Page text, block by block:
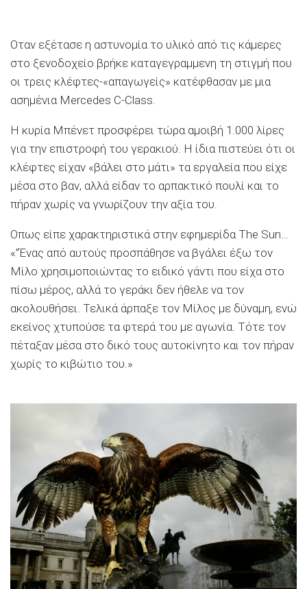
Οταν εξέτασε η αστυνομία το υλικό από τις κάμερες
στο ξενοδοχείο βρήκε καταγεγραμμενη τη στιγμή που
οι τρεις κλέφτες-«απαγωγείς» κατέφθασαν με μια
ασημένια Mercedes C-Class.
Η κυρία Μπένετ προσφέρει τώρα αμοιβή 1.000 λίρες
για την επιστροφή του γερακιού. Η ίδια πιστεύει ότι οι
κλέφτες είχαν «βάλει στο μάτι» τα εργαλεία που είχε
μέσα στο βαν, αλλά είδαν το αρπακτικό πουλί και το
πήραν χωρίς να γνωρίζουν την αξία του.
Οπως είπε χαρακτηριστικά στην εφημερίδα The Sun…
«”Ένας από αυτούς προσπάθησε να βγάλει έξω τον
Μίλο χρησιμοποιώντας το ειδικό γάντι που είχα στο
πίσω μέρος, αλλά το γεράκι δεν ήθελε να τον
ακολουθήσει. Τελικά άρπαξε τον Μίλος με δύναμη, ενώ
εκείνος χτυπούσε τα φτερά του με αγωνία. Τότε τον
πέταξαν μέσα στο δικό τους αυτοκίνητο και τον πήραν
χωρίς το κιβώτιο του.»